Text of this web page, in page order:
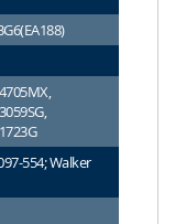
554; Walker